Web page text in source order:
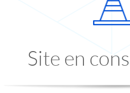
Site en